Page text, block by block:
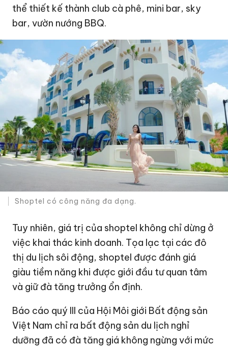
thể thiết kế thành club cà phê, mini bar, sky
bar, vườn nướng BBQ.
Shoptel có công năng đa dạng.
Tuy nhiên, giá trị của shoptel không chỉ dừng ở
việc khai thác kinh doanh. Tọa lạc tại các đô
thị du lịch sôi động, shoptel được đánh giá
giàu tiềm năng khi được giới đầu tư quan tâm
và giữ đà tăng trưởng ổn định.
Báo cáo quý III của Hội Môi giới Bất động sản
Việt Nam chỉ ra bất động sản du lịch nghỉ
dưỡng đã có đà tăng giá không ngừng với mức